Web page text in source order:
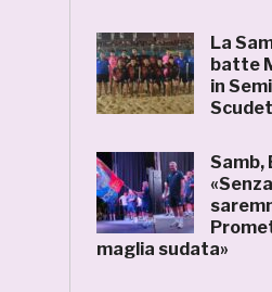
La
batte
in
Samb,
maglia sudata»